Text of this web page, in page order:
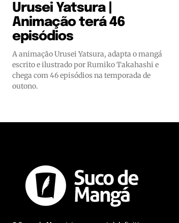
Urusei Yatsura |
Animação terá 46
episódios
A animação Urusei Yatsura, adapta o mangá
escrito e ilustrado por Rumiko Takahashi e
chega com 46 episódios na temporada de
outono.